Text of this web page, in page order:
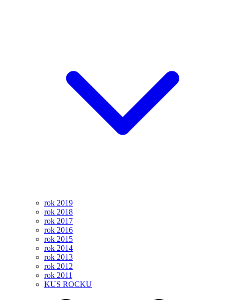
rok 2019
rok 2018
rok 2017
rok 2016
rok 2015
rok 2014
rok 2013
rok 2012
rok 2011
KUS ROCKU